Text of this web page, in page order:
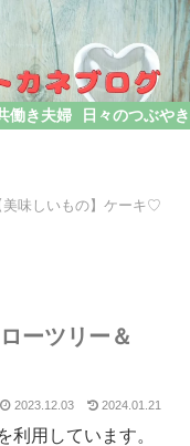
働き夫婦 日々のつぶやき
美味しいもの】ケーキ♡
ーツリー＆
2023.12.03 2024.01.21
用しています。